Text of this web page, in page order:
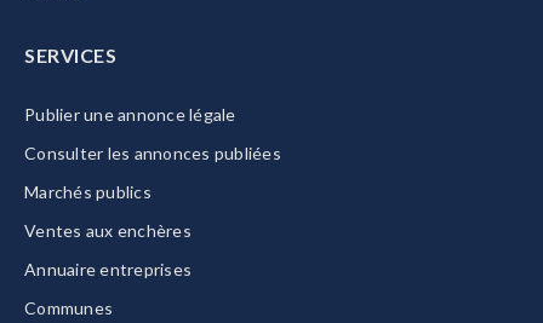
SERVICES
Publier une annonce légale
Consulter les annonces publiées
Marchés publics
Ventes aux enchères
Annuaire entreprises
Communes